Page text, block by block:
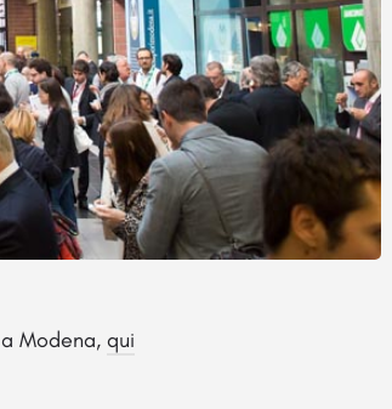
Modena, qui